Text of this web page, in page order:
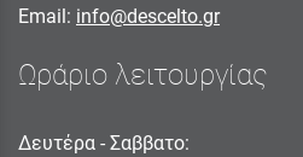
Email: info@descelto.gr
Ωράριο λειτουργίας
Δευτέρα - Σαββατο: